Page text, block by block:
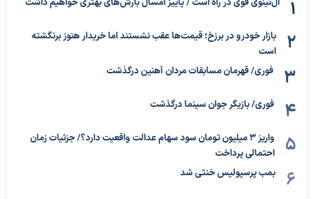
ال‌نینوی قوی در راه است / پاییز امسال بارش‌های بهتری خواهیم داشت
بازار خودرو در برزخ؛ قیمت‌ها عقب نشستند اما خریدار هنوز برنگشته
است
فوری/ قهرمان مسابقات مردان آهنین درگذشت
فوری/ بازیگر جوان سینما درگذشت
واریز ۳ میلیون تومان سود سهام عدالت واقعیت دارد؟/ جزئیات زمان
احتمالی پرداخت
بمب پرسپولیس خنثی شد